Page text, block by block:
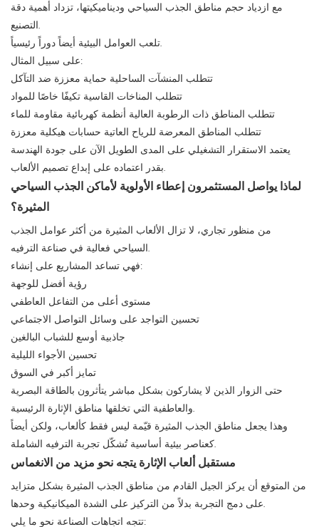
مع ازدياد حجم مناطق الجذب السياحي وديناميكيتها، تزداد أهمية دقة
على سبيل المثال:
تتطلب المنشآت الساحلية حماية معززة ضد التآكل
تتطلب المناخات القاسية تكيفًا خاصًا للمواد
تتطلب المناطق ذات الرطوبة العالية أنظمة كهربائية مقاومة للماء
تتطلب المناطق المعرضة للرياح العاتية حسابات هيكلية معززة
يعتمد الاستقرار التشغيلي على المدى الطويل الآن على جودة الهندسة
لماذا يواصل المستثمرون إعطاء الأولوية لأماكن الجذب السياحي
المثيرة؟
من منظور تجاري، لا تزال الألعاب المثيرة من أكثر عوامل الجذب
فهي تساعد المشاريع على إنشاء:
رؤية أفضل للوجهة
مستوى أعلى من التفاعل العاطفي
تحسين التواجد على وسائل التواصل الاجتماعي
جاذبية أوسع للشباب البالغين
تحسين الأجواء الليلية
تمايز أكبر في السوق
حتى الزوار الذين لا يشاركون بشكل مباشر يتأثرون بالطاقة البصرية
وهذا يجعل مناطق الجذب المثيرة قيّمة ليس فقط كألعاب، ولكن أيضاً
مستقبل ألعاب الإثارة يتجه نحو مزيد من الانغماس
من المتوقع أن يركز الجيل القادم من مناطق الجذب المثيرة بشكل متزايد
تتجه اتجاهات الصناعة نحو ما يلي: